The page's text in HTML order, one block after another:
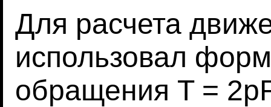
Для расчета
использовал
обращения T =